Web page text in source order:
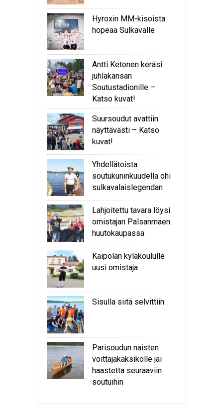
Hyroxin MM-kisoista
hopeaa Sulkavalle
Antti Ketonen keräsi
juhlakansan
Soutustadionille –
Katso kuvat!
Suursoudut avattiin
näyttävästi – Katso
kuvat!
Yhdellätoista
soutukuninkuudella ohi
sulkavalaislegendan
Lahjoitettu tavara löysi
omistajan Palsanmäen
huutokaupassa
Kaipolan kyläkoululle
uusi omistaja
Sisulla siitä selvittiin
Parisoudun naisten
voittajakaksikolle jäi
haastetta seuraaviin
soutuihin